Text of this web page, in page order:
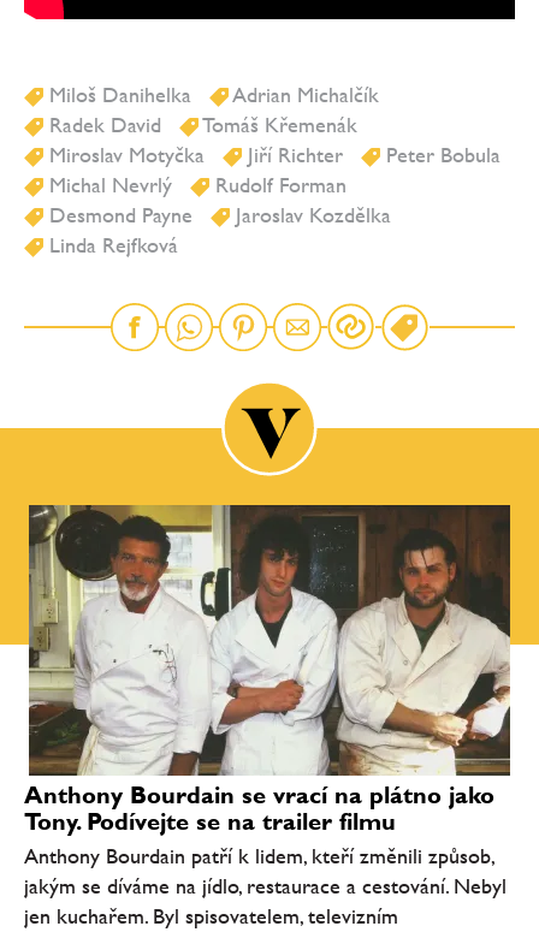
Miloš Danihelka
Adrian Michalčík
Radek David
Tomáš Křemenák
Miroslav Motyčka
Jiří Richter
Peter Bobula
Michal Nevrlý
Rudolf Forman
Desmond Payne
Jaroslav Kozdělka
Linda Rejfková
Anthony Bourdain se vrací na plátno jako
Tony. Podívejte se na trailer filmu
Anthony Bourdain patří k lidem, kteří změnili způsob,
jakým se díváme na jídlo, restaurace a cestování. Nebyl
jen kuchařem. Byl spisovatelem, televizním